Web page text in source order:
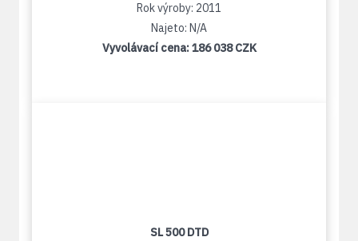
Rok výroby: 2011
Najeto: N/A
Vyvolávací cena:186 038 CZK
SL 500 DTD